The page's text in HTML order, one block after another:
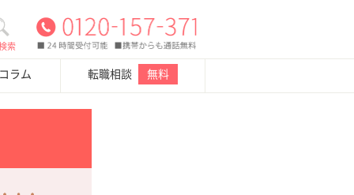
索
ラム 転職相談 無料